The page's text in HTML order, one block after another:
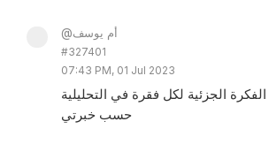
@أم يوسف
#327401
07:43 PM, 01 Jul 2023
الفكرة الجزئية لكل فقرة في التحليلية
حسب خبرتي